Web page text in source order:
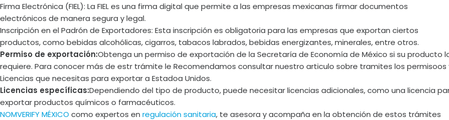
Firma Electrónica (FIEL): La FIEL es una firma digital que permite a las empresas mexicanas firmar documentos
electrónicos de manera segura y legal.
Inscripción en el Padrón de Exportadores: Esta inscripción es obligatoria para las empresas que exportan ciertos
productos, como bebidas alcohólicas, cigarros, tabacos labrados, bebidas energizantes, minerales, entre otros.
Permiso de exportación:Obtenga un permiso de exportación de la Secretaría de Economía de México si su producto
requiere. Para conocer más de estr trámite le Recomendamos consultar nuestro articulo sobre tramites los permisoos
Licencias que necesitas para exportar a Estadoa Unidos.
Licencias específicas:Dependiendo del tipo de producto, puede necesitar licencias adicionales, como una licencia
exportar productos químicos o farmacéuticos.
NOMVERIFY MÉXICO como expertos en regulación sanitaria, te asesora y acompaña en la obtención de estos trámites